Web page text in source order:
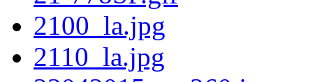
2100_la.jpg
2110_la.jpg